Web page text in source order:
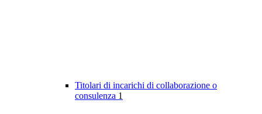
Titolari di incarichi di collaborazione o
consulenza 1